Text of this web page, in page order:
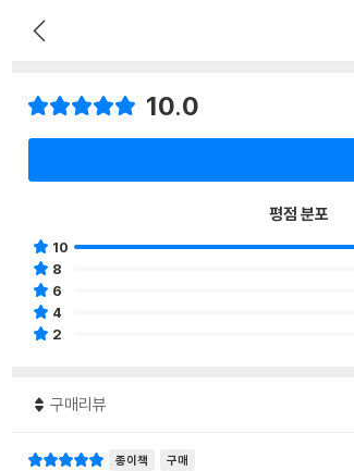
10.0
평점 분포
10
8
6
4
2
구매리뷰
종이책 구매